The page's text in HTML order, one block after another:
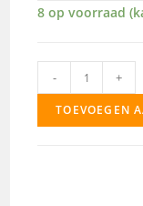
8 op voorraad
-
666
aantal
+
TOEVOEGEN